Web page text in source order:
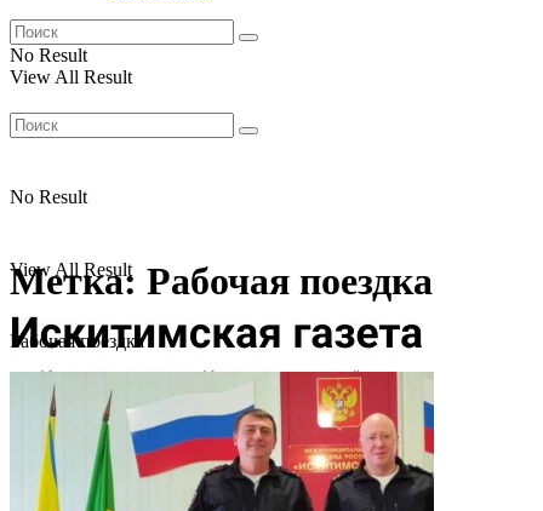
No Result
View All Result
No Result
View All Result
Метка: Рабочая поездка
Рабочая поездка